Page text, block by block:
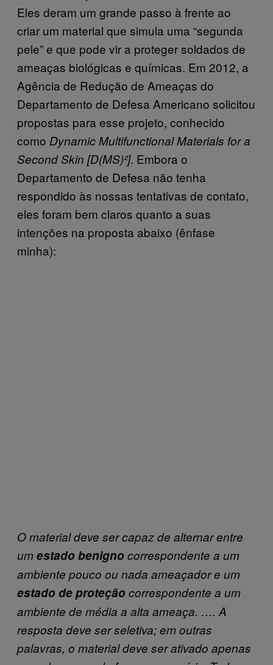
Eles deram um grande passo à frente ao
criar um material que simula uma “segunda
pele” e que pode vir a proteger soldados de
ameaças biológicas e químicas. Em 2012, a
Agência de Redução de Ameaças do
Departamento de Defesa Americano solicitou
propostas para esse projeto, conhecido
como Dynamic Multifunctional Materials for a
Second Skin [D(MS)²]. Embora o
Departamento de Defesa não tenha
respondido às nossas tentativas de contato,
eles foram bem claros quanto a suas
intenções na proposta abaixo (ênfase
minha):
O material deve ser capaz de alternar entre
umestado benignocorrespondente a um
ambiente pouco ou nada ameaçador e um
estado de proteçãocorrespondente a um
ambiente de média a alta ameaça. …. A
resposta deve ser seletiva; em outras
palavras, o material deve ser ativado apenas